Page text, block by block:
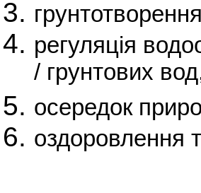
регуляція
/ грунтових
осередок
оздоровлення